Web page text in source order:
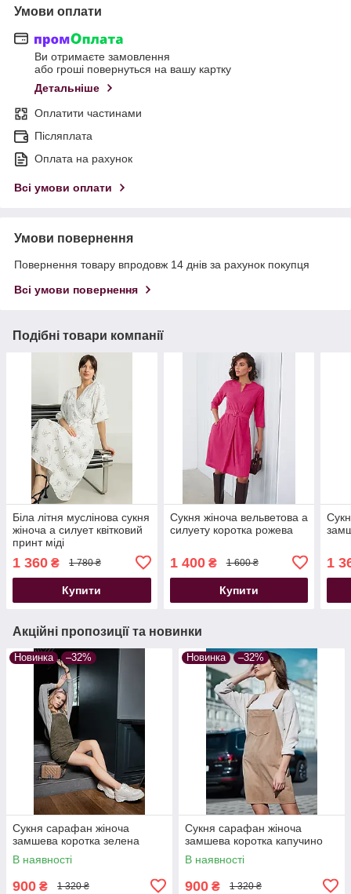
Умови оплати
Ви отримаєте замовлення
або гроші повернуться на вашу картку
Детальніше
Оплатити частинами
Післяплата
Оплата на рахунок
Всі умови оплати
Умови повернення
Повернення товару впродовж 14 днів за рахунок покупця
Всі умови повернення
Подібні товари компанії
Біла літня муслінова сукня
жіноча а силует квітковий
принт міді
1 360 ₴ 1 780 ₴
Купити
Сукня жіноча вельветова а
силуету коротка рожева
1 400₴ 1 600 ₴
Купити
1
Акційні пропозиції та новинки
Новинка –32%
Сукня сарафан жіноча
замшева коротка зелена
В наявності
900 ₴ 1 320 ₴
Новинка –32%
Сукня сарафан жіноча
замшева коротка капучино
В наявності
900 ₴ 1 320 ₴